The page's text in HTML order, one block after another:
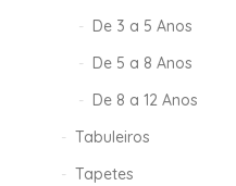
De 3 a 5 Anos
De 5 a 8 Anos
De 8 a 12 Anos
Tabuleiros
Tapetes